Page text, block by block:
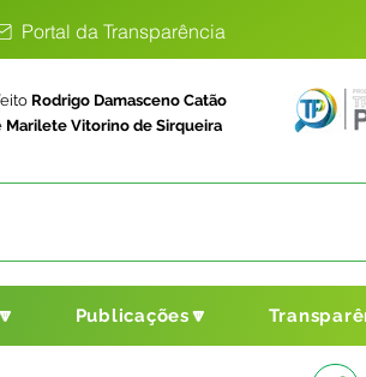
Portal da Transparência
Rodrigo Damasceno Catão
Marilete Vitorino de Sirqueira
Publicações🔽